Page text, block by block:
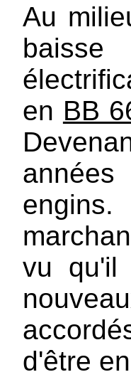
Au
en BB
vu qu'il
d'être